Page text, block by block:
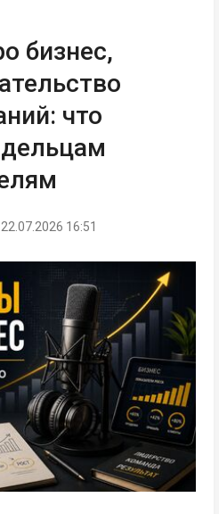
бизнес,
что
22.07.2026 16:51